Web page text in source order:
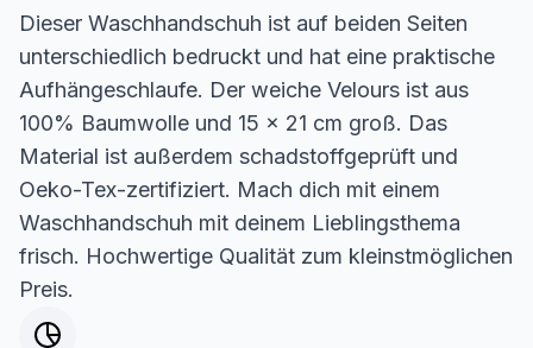
Dieser Waschhandschuh ist auf beiden Seiten
unterschiedlich bedruckt und hat eine praktische
Aufhängeschlaufe. Der weiche Velours ist aus
100% Baumwolle und 15 x 21 cm groß. Das
Material ist außerdem schadstoffgeprüft und
Oeko-Tex-zertifiziert. Mach dich mit einem
Waschhandschuh mit deinem Lieblingsthema
frisch. Hochwertige Qualität zum kleinstmöglichen
Preis.